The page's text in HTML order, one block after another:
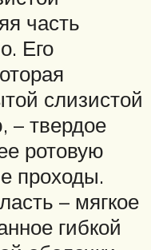
часть
Его
слизистой
– твердое
ротовую
проходы.
– мягкое
гибкой